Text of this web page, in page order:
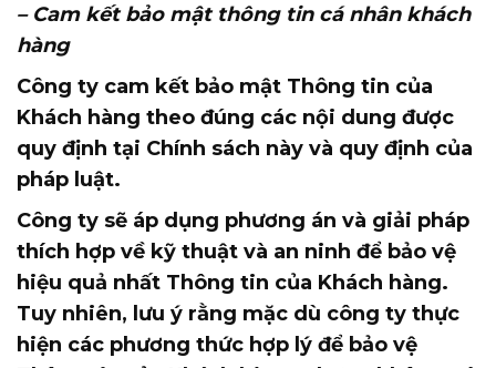
– Cam kết bảo mật thông tin cá nhân khách
hàng
Công ty cam kết bảo mật Thông tin của
Khách hàng theo đúng các nội dung được
quy định tại Chính sách này và quy định của
pháp luật.
Công ty sẽ áp dụng phương án và giải pháp
thích hợp về kỹ thuật và an ninh để bảo vệ
hiệu quả nhất Thông tin của Khách hàng.
Tuy nhiên, lưu ý rằng mặc dù công ty thực
hiện các phương thức hợp lý để bảo vệ